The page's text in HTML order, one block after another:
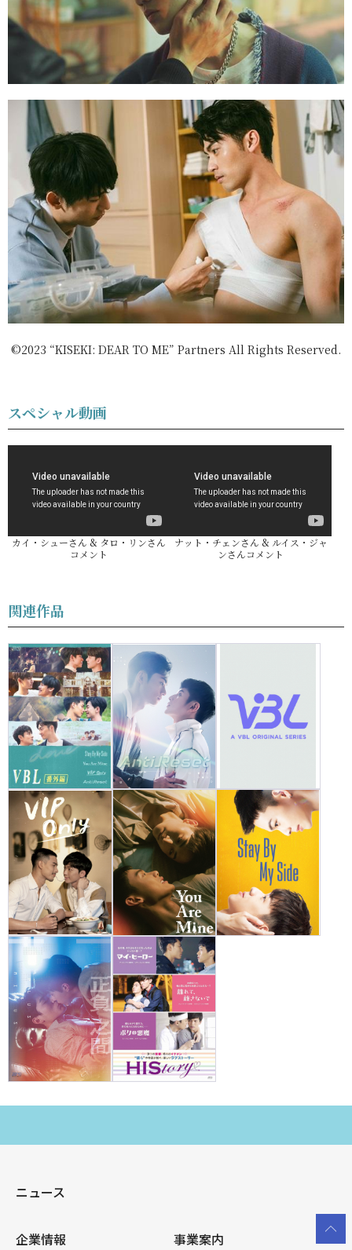
SPO 韓ドラX
©2023 “KISEKI: DEAR TO ME” Partners All Rights Reserved.
スペシャル動画
カイ・シューさん & タロ・リンさん
コメント
ナット・チェンさん & ルイス・ジャ
ンさんコメント
関連作品
ニュース
企業情報 事業案内